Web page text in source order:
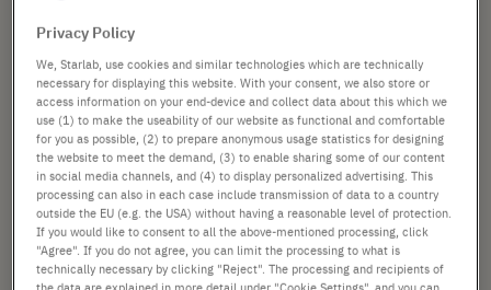
Bildergalerie
springen
VOLUMEN
GEFÄSSBODEN
ab 80,36 €
Privacy Policy
We, Starlab, use cookies and similar technologies which are technically
necessary for displaying this website. With your consent, we also store or
access information on your end-device and collect data about this which we
use (1) to make the useability of our website as functional and comfortable
for you as possible, (2) to prepare anonymous usage statistics for designing
the website to meet the demand, (3) to enable sharing some of our content
in social media channels, and (4) to display personalized advertising. This
processing can also in each case include transmission of data to a country
outside the EU (e.g. the USA) without having a reasonable level of protection.
If you would like to consent to all the above-mentioned processing, click
"Agree". If you do not agree, you can limit the processing to what is
technically necessary by clicking "Reject". The processing and recipients of